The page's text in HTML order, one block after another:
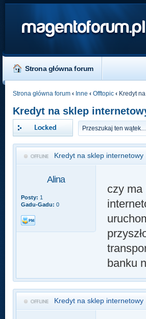
magentoforum.pl
Strona główna forum
Strona główna forum ‹ Inne ‹ Offtopic ‹ Kredyt
Kredyt na sklep
Zablokowany
Kredyt na sklep internetowy
Alina
Posty: 1
Gadu-Gadu: 0
czy ma
banku
Kredyt na sklep internetowy